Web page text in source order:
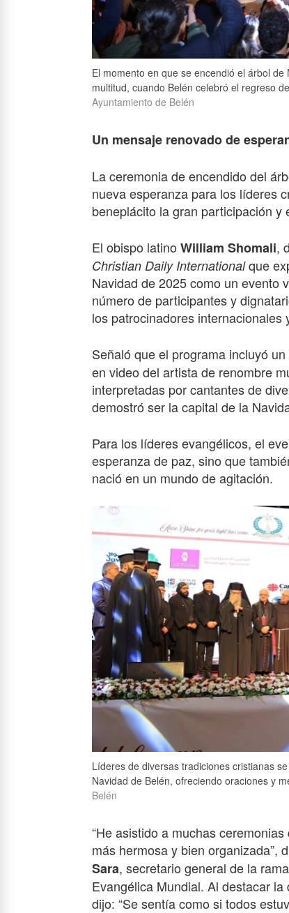
El momento en que se encendió el árbol
multitud, cuando Belén celebró el regreso
Ayuntamiento de Belén
Un mensaje renovado de
La ceremonia de encendido del
nueva esperanza para los líderes
beneplácito la gran participación y
El obispo latino William Shomali,
Christian Daily Internationalque
Navidad de 2025como un evento
número de participantes y
los patrocinadores internacionales
Señaló que el programa incluyó
en video del artista de renombre
interpretadas por cantantes de
demostró ser la capital de la
Para los líderes evangélicos, el
esperanza de paz, sino que
nació en un mundo de agitación.
Líderes de diversas tradiciones cristianas
Navidad de Belén, ofreciendo oraciones y
Belén
“He asistido a muchas
más hermosa y bien organizada”,
Sara, secretario general de la
Evangélica Mundial. Al destacar
dijo: “Se sentía como si todos